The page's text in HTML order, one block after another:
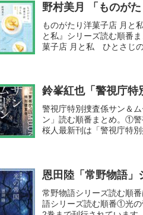
野村美月 「ものが
ものがたり洋菓子店 月と
と私』シリーズ読む順番
菓子店 月と私 ひとさじ
鈴峯紅也「警視庁特
警視庁特別捜査係サン＆
ン」読む順番まとめ。①
桜人最新刊は「警視庁特
恩田陸「常野物語」
常野物語シリーズ読む順
語シリーズ読む順番①光